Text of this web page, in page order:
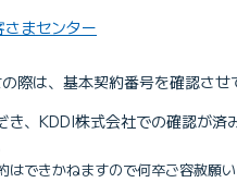
さまセンター
際は、基本契約番号を確認させ
き、KDDI株式会社での確認が
はできかねますので何卒ご容赦願い